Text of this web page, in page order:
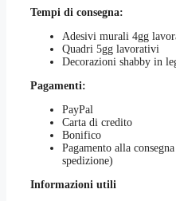
Tempi di consegna:
Adesivi murali 4gg
Quadri 5gg lavorativi
Decorazioni shabby in
Pagamenti:
PayPal
Carta di credito
Bonifico
Pagamento alla
spedizione)
Informazioni utili